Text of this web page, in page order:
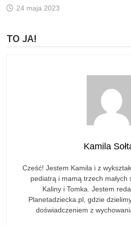
24 maja 2023
TO JA!
Kamila
Cześć! Jestem Kamila i z
pediatrą i mamą trzech małych
Kaliny i Tomka. Jestem
Planetadziecka.pl, gdzie
doświadczeniem z